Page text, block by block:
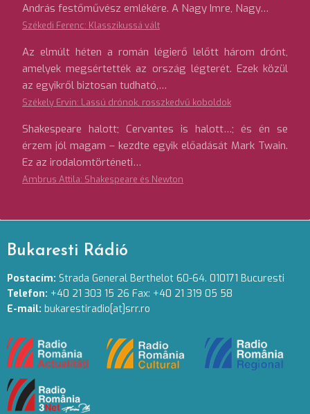
András festőművész emlékére. A Nagy Imre, Nagy…
Székedi Ferenc: Klasszikussá vált
Az elmúlt héten a román légierő lelőtt három drónt,
amelyek megsértették az ország légterét. Ezek közül
az egyikről biztosan tudható,…
Székely Ervin: Lassú drónok, rosszkedvű koboldok
Shakespeare halott; Cervantes is halott…; és én se
érzem jól magam – kezdte egyik előadását Mark Twain.
Ez az irodalomtörténeti…
Ambrus Attila: Shakespeare és Newton
Bukaresti Rádió
Postacím: Strada General Berthelot 60-64. 010171 Bucuresti
Telefon: +40 21 303 15 26 Fax: +40 21 319 05 58
E-mail: bukarestiradio[at]srr.ro